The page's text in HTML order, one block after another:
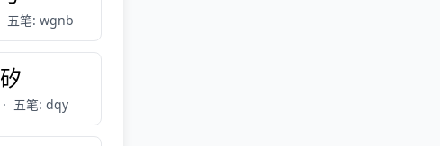
五笔: wgnb
矽
· 五笔: dqy